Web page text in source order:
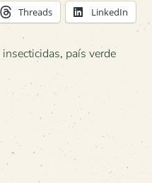
Threads LinkedIn
insecticidas, país verde